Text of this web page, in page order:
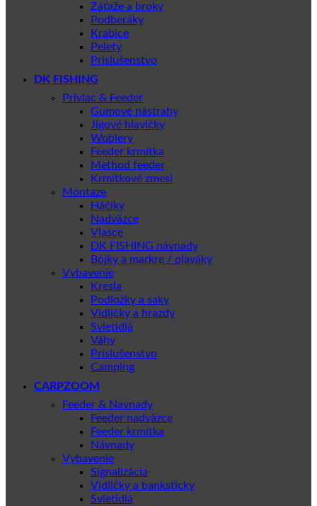
Záťaže a broky
Podberáky
Krabice
Pelety
Príslušenstvo
DK FISHING
Privlac & Feeder
Gumové nástrahy
Jigové hlavičky
Woblery
Feeder krmítka
Method feeder
Krmítkové zmesi
Montaze
Háčiky
Nadväzce
Vlasce
DK FISHING návnady
Bójky a markre / plaváky
Vybavenie
Kresla
Podložky a saky
Vidličky a hrazdy
Svietidlá
Váhy
Príslušenstvo
Camping
CARPZOOM
Feeder & Navnady
Feeder nadväzce
Feeder krmítka
Návnady
Vybavenie
Signalizácia
Vidličky a banksticky
Svietidlá